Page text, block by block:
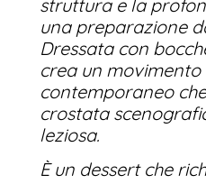
struttura e la
una preparazione
Dressata con
crea un movimento
contemporaneo
crostata
leziosa.
È un dessert che